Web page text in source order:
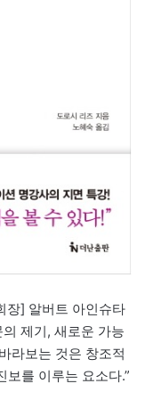
장] 알버트 아인슈타
제기, 새로운 가능
라보는 것은 창조적
보를 이루는 요소다.”